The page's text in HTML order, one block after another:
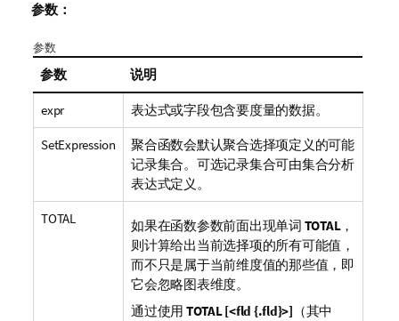
参数：
参数
参数 说明
expr 表达式或字段包含要度量的数据。
SetExpression
聚合函数会默认聚合选择项定义的可能
记录集合。可选记录集合可由集合分析
表达式定义。
TOTAL 如果在函数参数前面出现单词 TOTAL，
则计算给出当前选择项的所有可能值，
而不只是属于当前维度值的那些值，即
它会忽略图表维度。
通过使用 TOTAL [<fld {.fld}>] （其中